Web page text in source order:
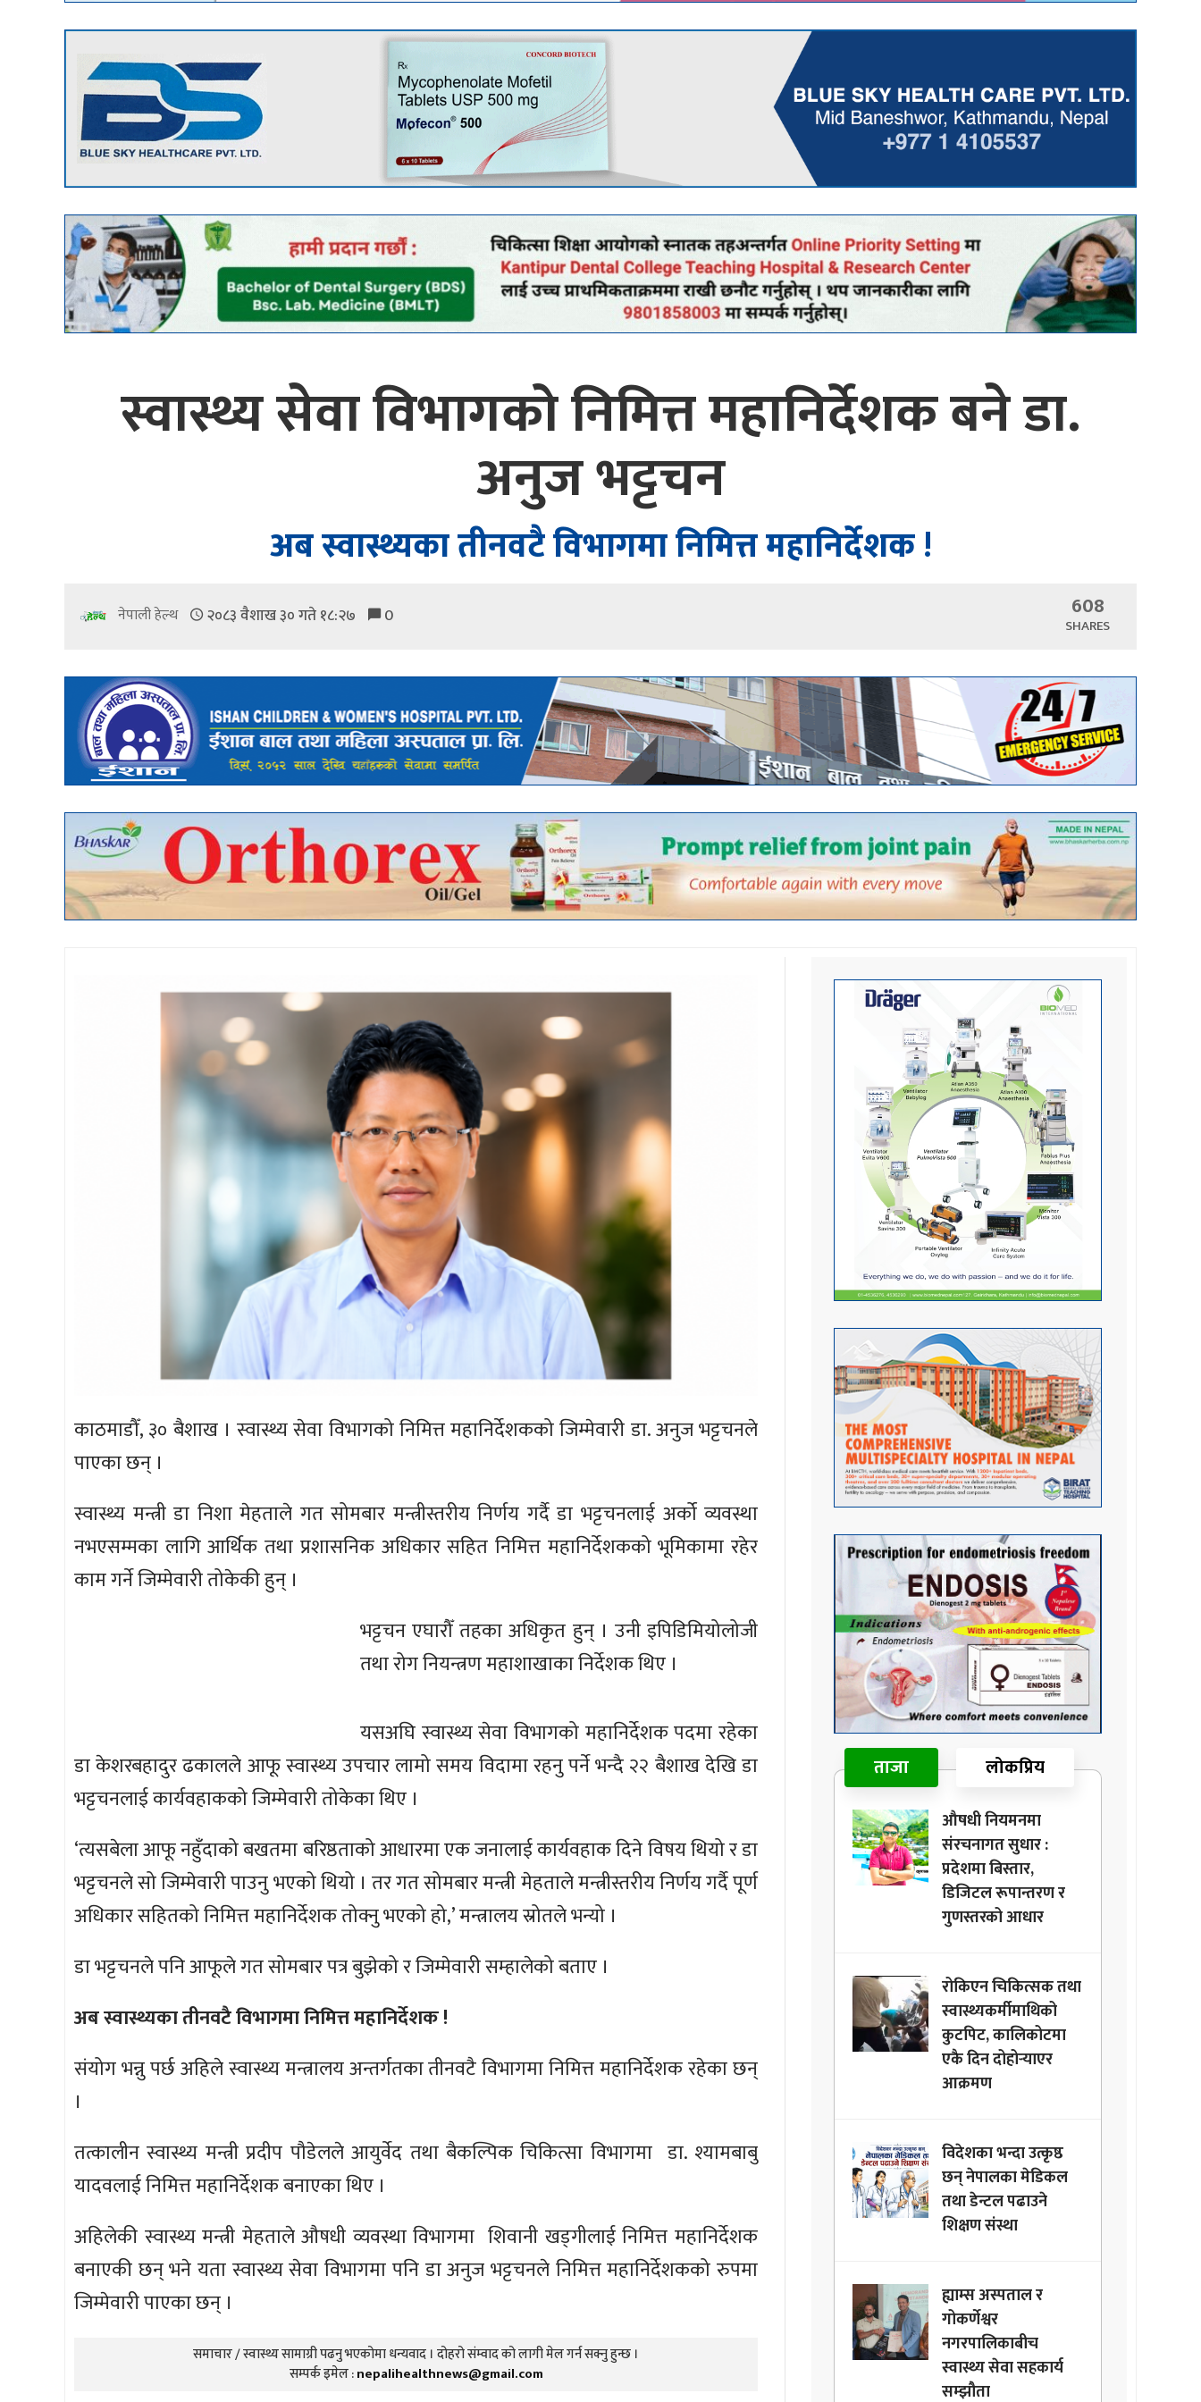
स्वास्थ्य सेवा विभागको निमित्त महानिर्देशक बने डा.
अनुज भट्टचन
अब स्वास्थ्यका तीनवटै विभागमा निमित्त महानिर्देशक !
नेपाली हेल्थ २०८३ वैशाख ३० गते १८:२७ 0 608
SHARES
काठमाडौँ, ३० बैशाख । स्वास्थ्य सेवा विभागको निमित्त महानिर्देशकको जिम्मेवारी डा. अनुज भट्टचनले
पाएका छन् ।
स्वास्थ्य मन्त्री डा निशा मेहताले गत सोमबार मन्त्रीस्तरीय निर्णय गर्दै डा भट्टचनलाई अर्को व्यवस्था
नभएसम्मका लागि आर्थिक तथा प्रशासनिक अधिकार सहित निमित्त महानिर्देशकको भूमिकामा रहेर
काम गर्ने जिम्मेवारी तोकेकी हुन् ।
भट्टचन एघारौँ तहका अधिकृत हुन् । उनी इपिडिमियोलोजी
तथा रोग नियन्त्रण महाशाखाका निर्देशक थिए ।
यसअघि स्वास्थ्य सेवा विभागको महानिर्देशक पदमा रहेका
डा केशरबहादुर ढकालले आफू स्वास्थ्य उपचार लामो समय विदामा रहनु पर्ने भन्दै २२ बैशाख देखि डा
भट्टचनलाई कार्यवहाकको जिम्मेवारी तोकेका थिए ।
‘त्यसबेला आफू नहुँदाको बखतमा बरिष्ठताको आधारमा एक जनालाई कार्यवहाक दिने विषय थियो र डा
भट्टचनले सो जिम्मेवारी पाउनु भएको थियो । तर गत सोमबार मन्त्री मेहताले मन्त्रीस्तरीय निर्णय गर्दै पूर्ण
अधिकार सहितको निमित्त महानिर्देशक तोक्नु भएको हो,’ मन्त्रालय स्रोतले भन्यो ।
डा भट्टचनले पनि आफूले गत सोमबार पत्र बुझेको र जिम्मेवारी सम्हालेको बताए ।
अब स्वास्थ्यका तीनवटै विभागमा निमित्त महानिर्देशक !
संयोग भन्नु पर्छ अहिले स्वास्थ्य मन्त्रालय अन्तर्गतका तीनवटै विभागमा निमित्त महानिर्देशक रहेका छन्
।
तत्कालीन स्वास्थ्य मन्त्री प्रदीप पौडेलले आयुर्वेद तथा बैकल्पिक चिकित्सा विभागमा डा. श्यामबाबु
यादवलाई निमित्त महानिर्देशक बनाएका थिए ।
अहिलेकी स्वास्थ्य मन्त्री मेहताले औषधी व्यवस्था विभागमा शिवानी खड्गीलाई निमित्त महानिर्देशक
बनाएकी छन् भने यता स्वास्थ्य सेवा विभागमा पनि डा अनुज भट्टचनले निमित्त महानिर्देशकको रुपमा
जिम्मेवारी पाएका छन् ।
समाचार / स्वास्थ्य सामाग्री पढनु भएकोमा धन्यवाद । दोहरो संम्वाद को लागी मेल गर्न सक्नु हुन्छ ।
सम्पर्क इमेल :nepalihealthnews@gmail.com
ताजा लोकप्रिय
औषधी नियमनमा
संरचनागत सुधार :
प्रदेशमा बिस्तार,
डिजिटल रूपान्तरण र
गुणस्तरको आधार
रोकिएन चिकित्सक तथा
स्वास्थ्यकर्मीमाथिको
कुटपिट, कालिकोटमा
एकै दिन दोहोर्‍याएर
आक्रमण
विदेशका भन्दा उत्कृष्ठ
छन् नेपालका मेडिकल
तथा डेन्टल पढाउने
शिक्षण संस्था
ह्याम्स अस्पताल र
गोकर्णेश्वर
नगरपालिकाबीच
स्वास्थ्य सेवा सहकार्य
सम्झौता